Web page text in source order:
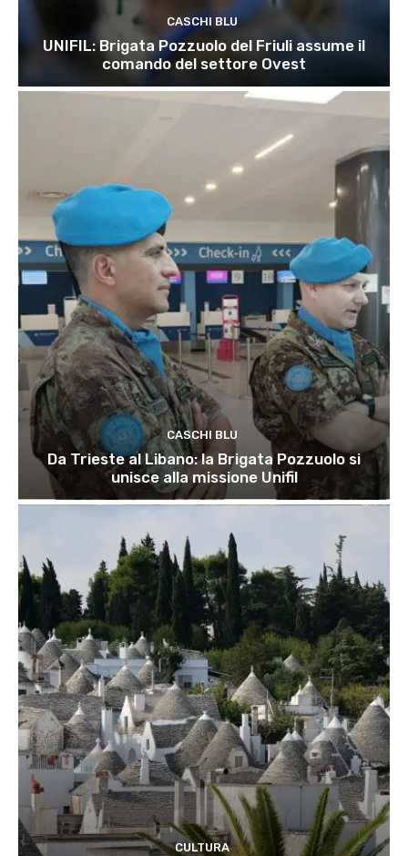
CASCHI BLU
UNIFIL: Brigata Pozzuolo del Friuli assume il
comando del settore Ovest
CASCHI BLU
Da Trieste al Libano: la Brigata Pozzuolo si
unisce alla missione Unifil
CULTURA